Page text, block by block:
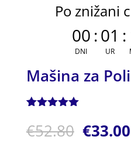
Po znižani
00
DNI
:01
UR
:
Mašina za
5.00 od 5
na podlagi
€52.80 €33.00